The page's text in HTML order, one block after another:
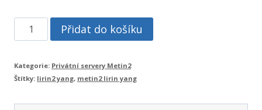
Lirin
Yang
množství
Přidat do košíku
Kategorie: Privátní servery Metin2
Štítky: lirin2 yang, metin2 lirin yang